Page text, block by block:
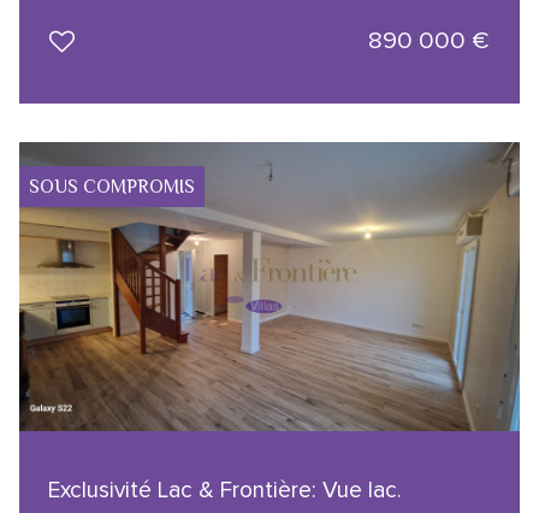
890 000 €
SOUS COMPROMIS
Exclusivité Lac & Frontière: Vue lac.